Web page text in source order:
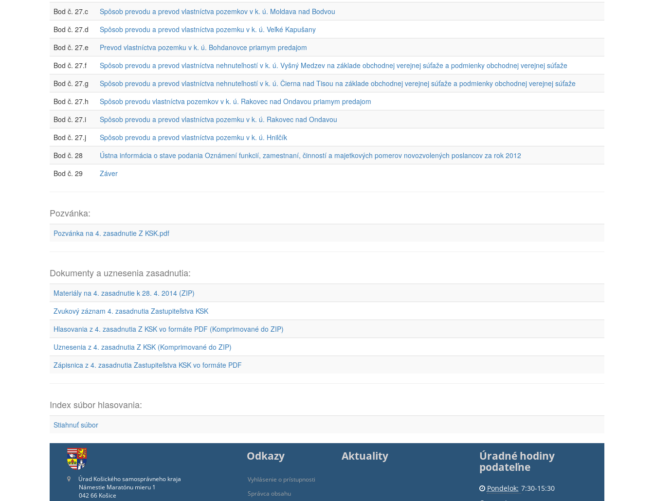
Bod č. 27.c
Spôsob prevodu a prevod vlastníctva pozemkov v k. ú. Moldava nad Bodvou
Bod č. 27.d
Spôsob prevodu a prevod vlastníctva pozemku v k. ú. Veľké Kapušany
Bod č. 27.e
Prevod vlastníctva pozemku v k. ú. Bohdanovce priamym predajom
Bod č. 27.f
Spôsob prevodu a prevod vlastníctva nehnuteľností v k. ú. Vyšný Medzev na základe obchodnej verejnej súťaže a podmienky obchodnej verejnej súťaže
Bod č. 27.g
Spôsob prevodu a prevod vlastníctva nehnuteľností v k. ú. Čierna nad Tisou na základe obchodnej verejnej súťaže a podmienky obchodnej verejnej súťaže
Bod č. 27.h
Spôsob prevodu vlastníctva pozemkov v k. ú. Rakovec nad Ondavou priamym predajom
Bod č. 27.i
Spôsob prevodu a prevod vlastníctva pozemku v k. ú. Rakovec nad Ondavou
Bod č. 27.j
Spôsob prevodu a prevod vlastníctva pozemku v k. ú. Hnilčík
Bod č. 28
Ústna informácia o stave podania Oznámení funkcií, zamestnaní, činností a majetkových pomerov novozvolených poslancov za rok 2012
Bod č. 29
Záver
Pozvánka:
Pozvánka na 4. zasadnutie Z KSK.pdf
Dokumenty a uznesenia zasadnutia:
Materiály na 4. zasadnutie k 28. 4. 2014 (ZIP)
Zvukový záznam 4. zasadnutia Zastupiteľstva KSK
Hlasovania z 4. zasadnutia Z KSK vo formáte PDF (Komprimované do ZIP)
Uznesenia z 4. zasadnutia Z KSK (Komprimované do ZIP)
Zápisnica z 4. zasadnutia Zastupiteľstva KSK vo formáte PDF
Index súbor hlasovania:
Stiahnuť súbor
Úrad Košického samosprávneho kraja
Námestie Maratónu mieru 1
042 66 Košice
Odkazy
Vyhlásenie o prístupnosti
Správca obsahu
Aktuality
Úradné hodiny
podateľne
Pondelok: 7:30-15:30